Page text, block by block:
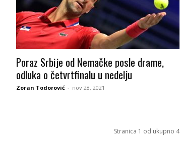
Poraz Srbije od Nemačke posle drame,
odluka o četvrtfinalu u nedelju
Zoran Todorović - nov 28, 2021
Stranica 1 od ukupno 4